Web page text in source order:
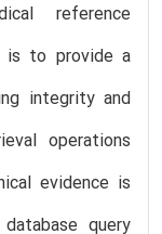
reference
is to provide a
integrity and
operations
evidence is
query